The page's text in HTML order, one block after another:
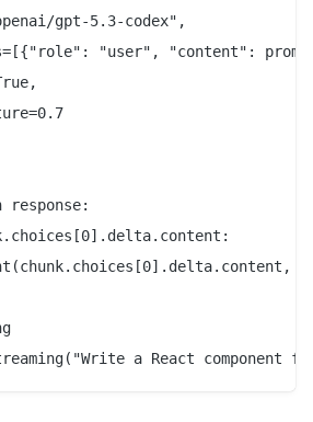
gpt-5.3-codex",
"user", "content":
response: